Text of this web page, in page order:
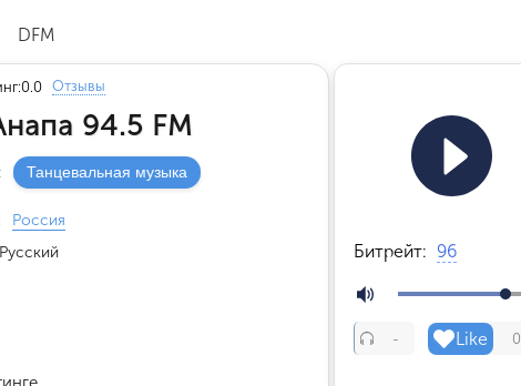
DFM
0.0 Отзывы
94.5 FM
Танцевальная музыка
Россия
Русский Битрейт: 96
- Like 0